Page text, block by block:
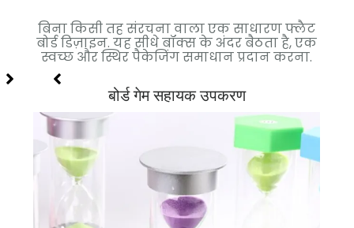
बिना किसी तह संरचना वाला एक साधारण फ्लैट
बोर्ड डिज़ाइन. यह सीधे बॉक्स के अंदर बैठता है, एक
स्वच्छ और स्थिर पैकेजिंग समाधान प्रदान करना.
बोर्ड गेम सहायक उपकरण